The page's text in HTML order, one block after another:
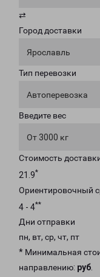
⇄
Город доставки
Ярославль
Тип перевозки
Автоперевозка
Введите вес
От 3000 кг
Стоимость
21.9*
Ориентировочный
4 - 4**
Дни отправки
пн, вт, ср, чт, пт
* Минимальная
направлению: руб.